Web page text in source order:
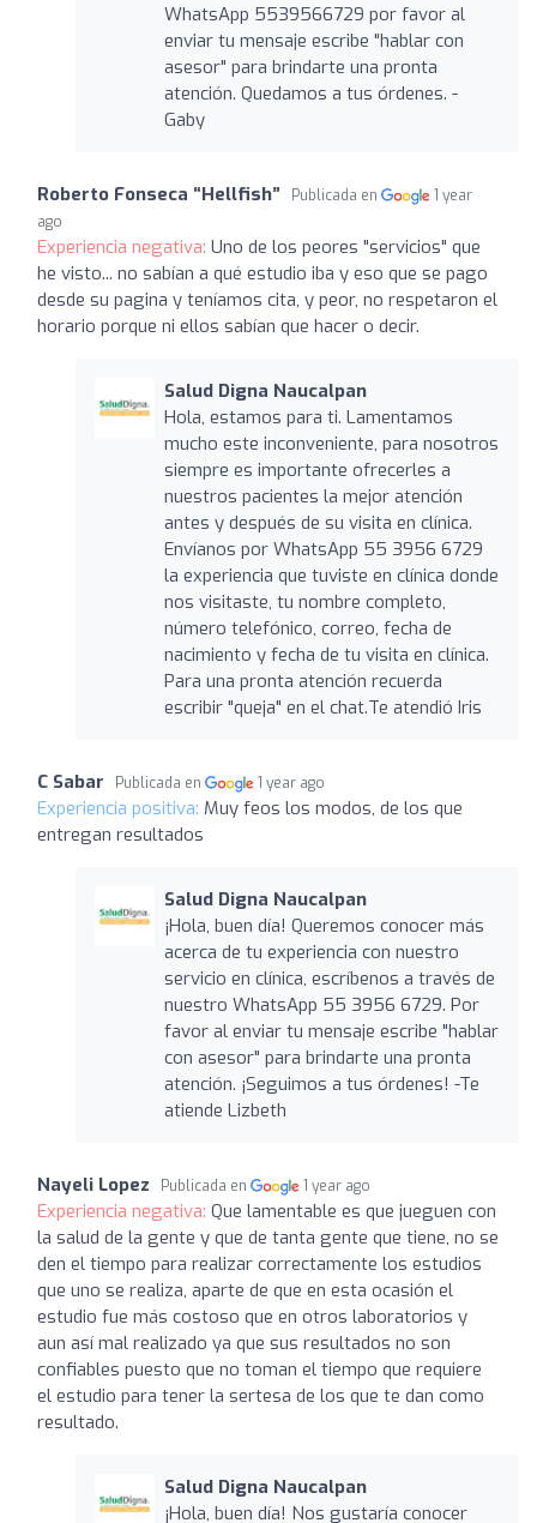
WhatsApp 5539566729 por favor al
enviar tu mensaje escribe "hablar con
asesor" para brindarte una pronta
atención. Quedamos a tus órdenes. -
Gaby
Roberto Fonseca “Hellfish” Publicada en
1 year
ago
Experiencia negativa: Uno de los peores "servicios" que
he visto... no sabían a qué estudio iba y eso que se pago
desde su pagina y teníamos cita, y peor, no respetaron el
horario porque ni ellos sabían que hacer o decir.
Salud Digna Naucalpan
Hola, estamos para ti. Lamentamos
mucho este inconveniente, para nosotros
siempre es importante ofrecerles a
nuestros pacientes la mejor atención
antes y después de su visita en clínica.
Envíanos por WhatsApp 55 3956 6729
la experiencia que tuviste en clínica donde
nos visitaste, tu nombre completo,
número telefónico, correo, fecha de
nacimiento y fecha de tu visita en clínica.
Para una pronta atención recuerda
escribir "queja" en el chat.Te atendió Iris
C Sabar Publicada en 1 year ago
Experiencia positiva: Muy feos los modos, de los que
entregan resultados
Salud Digna Naucalpan
¡Hola, buen día! Queremos conocer más
acerca de tu experiencia con nuestro
servicio en clínica, escríbenos a través de
nuestro WhatsApp 55 3956 6729. Por
favor al enviar tu mensaje escribe "hablar
con asesor" para brindarte una pronta
atención. ¡Seguimos a tus órdenes! -Te
atiende Lizbeth
Nayeli Lopez Publicada en 1 year ago
Experiencia negativa: Que lamentable es que jueguen con
la salud de la gente y que de tanta gente que tiene, no se
den el tiempo para realizar correctamente los estudios
que uno se realiza, aparte de que en esta ocasión el
estudio fue más costoso que en otros laboratorios y
aun así mal realizado ya que sus resultados no son
confiables puesto que no toman el tiempo que requiere
el estudio para tener la sertesa de los que te dan como
resultado.
Salud Digna Naucalpan
¡Hola, buen día! Nos gustaría conocer